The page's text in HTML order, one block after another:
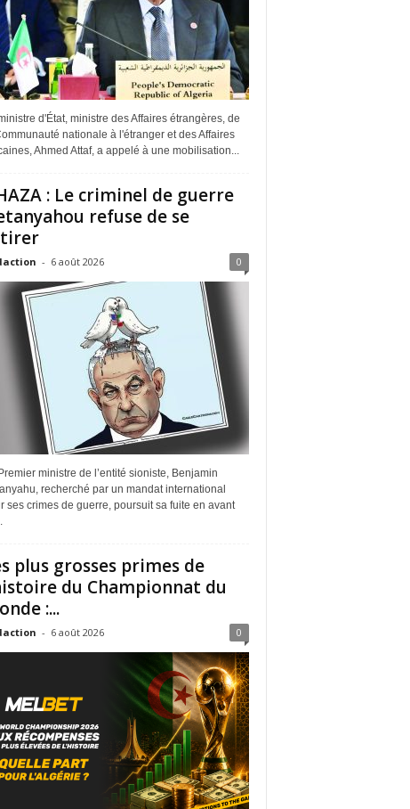
d'État, ministre des Affaires étrangères, de
nationale à l'étranger et des Affaires
Ahmed Attaf, a appelé à une mobilisation...
: Le criminel de guerre
refuse de se
- 6 août 2026 0
ministre de l’entité sioniste, Benjamin
recherché par un mandat international
ses crimes de guerre, poursuit sa fuite en avant
plus grosses primes de
du Championnat du
:...
- 6 août 2026 0